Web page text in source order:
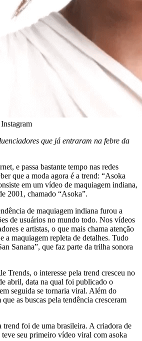
que já entraram na febre da
e passa bastante tempo nas redes
que a moda agora é a trend: “Asoka
em um vídeo de maquiagem indiana,
2001, chamado “Asoka”.
de maquiagem indiana furou a
de usuários no mundo todo. Nos vídeos
e artistas, o que mais chama atenção
a maquiagem repleta de detalhes. Tudo
Sanana”, que faz parte da trilha sonora
Trends, o interesse pela trend cresceu no
abril, data na qual foi publicado o
seguida se tornaria viral. Além do
as buscas pela tendência cresceram
foi de uma brasileira. A criadora de
seu primeiro vídeo viral com asoka